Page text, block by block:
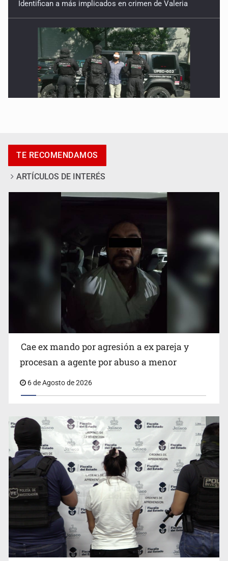
Capturan en Zapopan a defraudador de paquetes
vacacionales
Capturan a secuestradora buscada desde 2012
Catean centro de fraudes inmobiliarios en Zapopan
Que el IPEJAL encabece la lista de deudores en Jalisco
es un “foco rojo” de gran magnitud: Economista
TE RECOMENDAMOS
ARTÍCULOS DE INTERÉS
Cae ex mando por agresión a ex pareja y
procesan a agente por abuso a menor
6 de Agosto de 2026